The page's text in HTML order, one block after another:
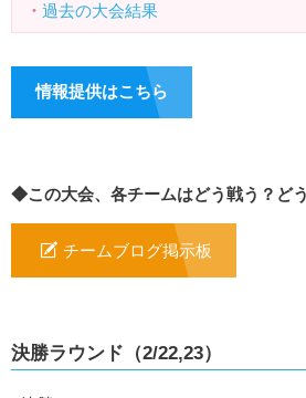
・ 過去の大会結果
情報提供はこちら
◆この大会、各チームはどう戦う？ど
チームブログ掲示板
決勝ラウンド（2/22,23）